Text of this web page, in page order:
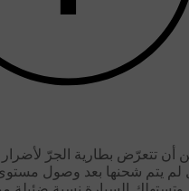
أن تتعرّض بطارية الجرّ
لم يتم شحنها بعد وصول